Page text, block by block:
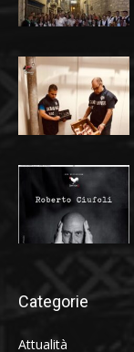
Categorie
Attualità